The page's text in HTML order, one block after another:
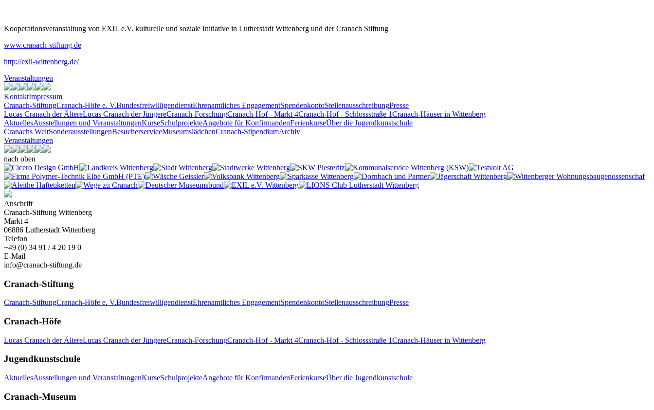
Kooperationsveranstaltung von EXIL e.V. kulturelle und soziale Initiative in Lutherstadt Wittenberg und der Cranach Stiftung
www.cranach-stiftung.de
http://exil-wittenberg.de/
Veranstaltungen
KontaktImpressum
Cranach-StiftungCranach-Höfe e. V.BundesfreiwilligendienstEhrenamtliches EngagementSpendenkontoStellenausschreibungPresse
Lucas Cranach der ÄltereLucas Cranach der JüngereCranach-ForschungCranach-Hof - Markt 4Cranach-Hof - Schlossstraße 1Cranach-Häuser in Wittenberg
AktuellesAusstellungen und VeranstaltungenKurseSchulprojekteAngebote für KonfirmandenFerienkurseÜber die Jugendkunstschule
Cranachs WeltSonderausstellungenBesucherserviceMuseumslädchenCranach-StipendiumArchiv
Veranstaltungen
nach oben
Anschrift
Cranach-Stiftung Wittenberg
Markt 4
06886 Lutherstadt Wittenberg
Telefon
+49 (0) 34 91 / 4 20 19 0
E-Mail
info@cranach-stiftung.de
Cranach-Stiftung
Cranach-StiftungCranach-Höfe e. V.BundesfreiwilligendienstEhrenamtliches EngagementSpendenkontoStellenausschreibungPresse
Cranach-Höfe
Lucas Cranach der ÄltereLucas Cranach der JüngereCranach-ForschungCranach-Hof - Markt 4Cranach-Hof - Schlossstraße 1Cranach-Häuser in Wittenberg
Jugendkunstschule
AktuellesAusstellungen und VeranstaltungenKurseSchulprojekteAngebote für KonfirmandenFerienkurseÜber die Jugendkunstschule
Cranach-Museum